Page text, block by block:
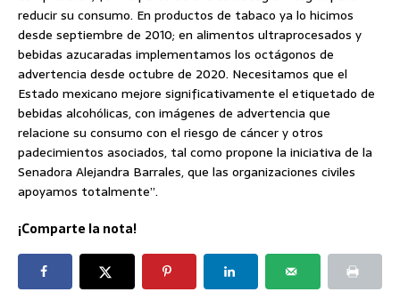
reducir su consumo. En productos de tabaco ya lo hicimos
desde septiembre de 2010; en alimentos ultraprocesados y
bebidas azucaradas implementamos los octágonos de
advertencia desde octubre de 2020. Necesitamos que el
Estado mexicano mejore significativamente el etiquetado de
bebidas alcohólicas, con imágenes de advertencia que
relacione su consumo con el riesgo de cáncer y otros
padecimientos asociados, tal como propone la iniciativa de la
Senadora Alejandra Barrales, que las organizaciones civiles
apoyamos totalmente”.
¡Comparte la nota!